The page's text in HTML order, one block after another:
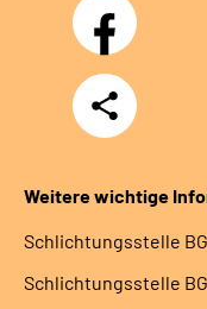
Facebook
Teilen
Weitere wichtige
Schlich­tungs­stel­le
Schlich­tungs­stel­le